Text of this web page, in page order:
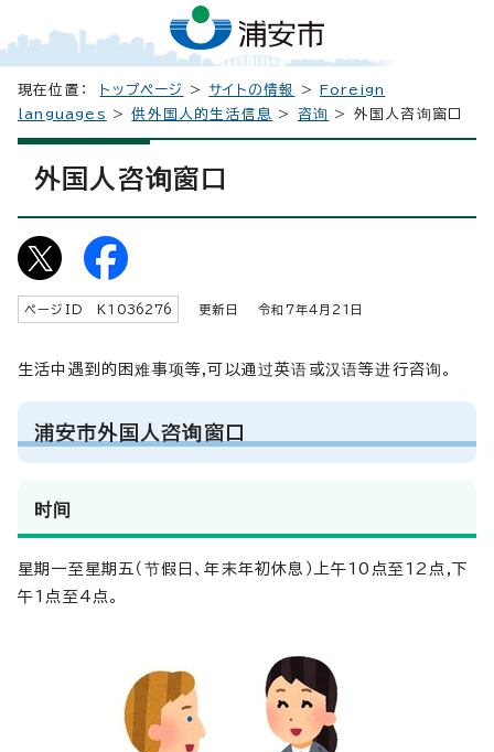
現在位置： トップページ > サイトの情報 >Foreign
languages
>供外国人的生活信息 > 咨询 > 外国人咨询窗口
外国人咨询窗口
ページID K 1036276 更新日 令和7年4月 21 日
生活中遇到的困难事项等,可以通过英语或汉语等进行咨询。
浦安市外国人咨询窗口
时间
星期一至星期五（节假日、年末年初休息）上午10点至12点,下
午1点至4点。